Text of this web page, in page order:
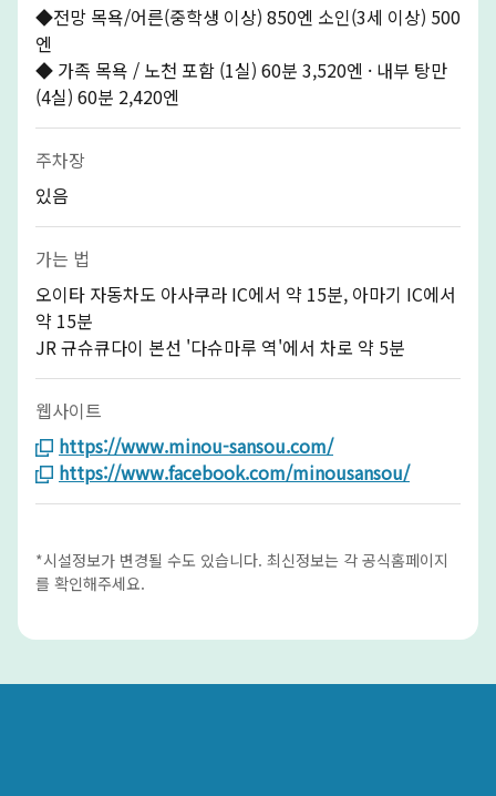
◆전망 목욕/어른(중학생 이상) 850엔 소인(3세 이상) 500
엔
◆ 가족 목욕 / 노천 포함 (1실) 60분 3,520엔 · 내부 탕만
(4실) 60분 2,420엔
주차장
있음
가는 법
오이타 자동차도 아사쿠라 IC에서 약 15분, 아마기 IC에서
약 15분
JR 규슈큐다이 본선 '다슈마루 역'에서 차로 약 5분
웹사이트
https://www.minou-sansou.com/
https://www.facebook.com/minousansou/
*시설정보가 변경될 수도 있습니다. 최신정보는 각 공식홈페이지
를 확인해주세요.